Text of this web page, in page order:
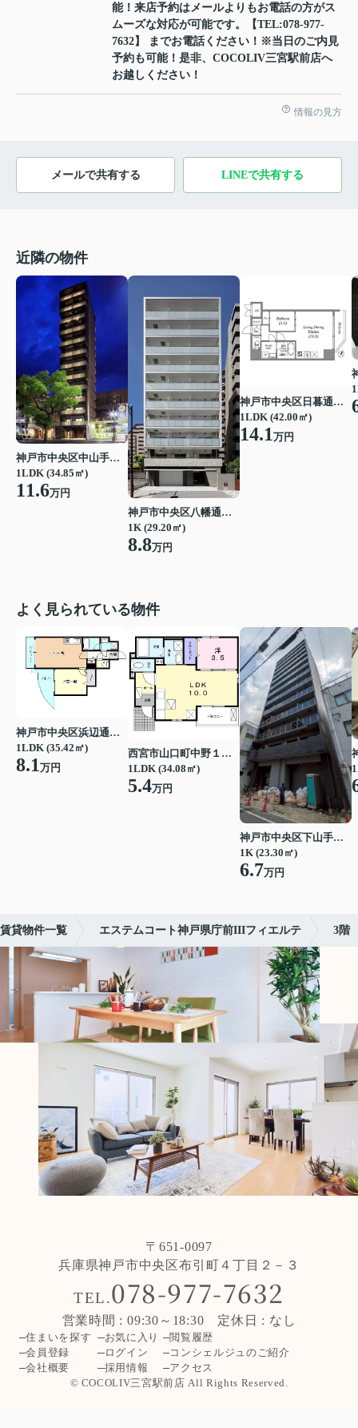
能！来店予約はメールよりもお電話の方がス
ムーズな対応が可能です。【TEL:078-977-
7632】 までお電話ください！※当日のご内見
予約も可能！是非、COCOLIV三宮駅前店へ
お越しください！
情報の見方
メールで共有する LINEで共有する
近隣の物件
神戸市中央区中山手通２丁目
1LDK (34.85㎡)
11.6万円
神戸市中央区八幡通３丁目
1K (29.20㎡)
8.8万円
神戸市中央区日暮通１丁目
1LDK (42.00㎡)
14.1万円
よく見られている物件
神戸市中央区浜辺通３丁目
1LDK (35.42㎡)
8.1万円
西宮市山口町中野１丁目
1LDK (34.08㎡)
5.4万円
神戸市中央区下山手通７丁目
1K (23.30㎡)
6.7万円
貸物件一覧 エステムコート神戸県庁前IIIフィエルテ 3階
〒651-0097
兵庫県神戸市中央区布引町４丁目２－３
TEL.078-977-7632
営業時間 : 09:30～18:30 定休日 : なし
住まいを探す お気に入り
閲覧履歴
会員登録
ログイン
コンシェルジュのご紹介
会社概要
採用情報
アクセス
© COCOLIV三宮駅前店 All Rights Reserved.